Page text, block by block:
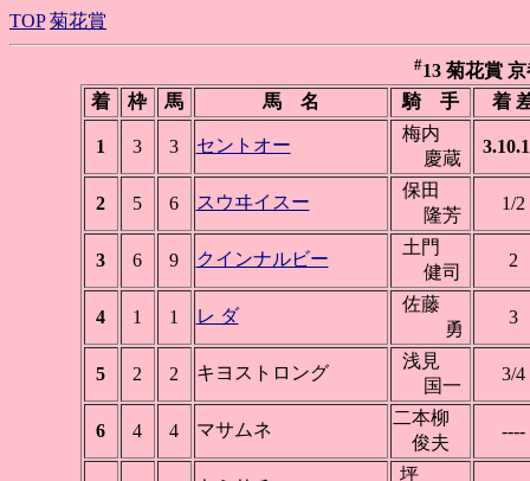
TOP 菊花賞
#13 菊花賞 京
着
枠 馬 馬 名 騎 手 着
1 3 3 セントオー
梅内
慶蔵
2 5 6 スウヰイスー
保田
隆芳
1/2
3 6 9 クインナルビー
土門
健司
2
4 1 1 レ ダ
佐藤
勇
3
5 2 2 キヨストロング
浅見
国一
3/4
6 4 4 マサムネ
二本柳
俊夫
----
坪